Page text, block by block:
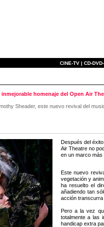
CINE-TV | CD-
inmejorable homenaje del Open Air
Sheader, este nuevo revival del
Después del
Air Theatre no
en un marco más
Este nuevo
vegetación y
ha resuelto el
añadiendo tan
acción transcurra
Pero a la vez
totalmente a las
handicap extra